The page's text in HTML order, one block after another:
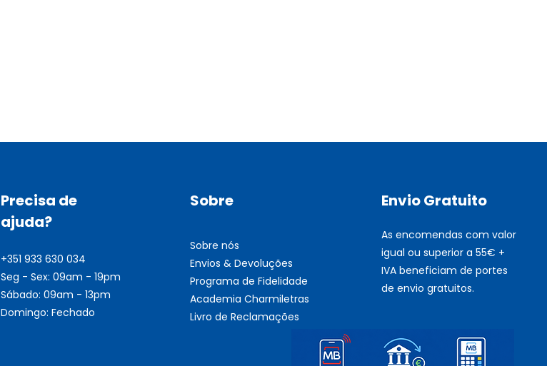
Precisa de
ajuda?
+351 933 630 034
Seg - Sex: 09am - 19pm
Sábado: 09am - 13pm
Domingo: Fechado
Sobre
Sobre nós
Envios & Devoluções
Programa de Fidelidade
Academia Charmiletras
Livro de Reclamações
Envio Gratuito
As encomendas com valor
igual ou superior a 55€ +
IVA beneficiam de portes
de envio gratuitos.